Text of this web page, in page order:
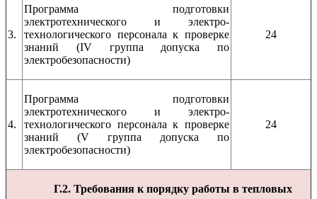
3.
Программа подготовки
электротехнического и электро-
технологического персонала к проверке
знаний (IV группа допуска по
электробезопасности)
24
4.
Программа подготовки
электротехнического и электро-
технологического персонала к проверке
знаний (V группа допуска по
электробезопасности)
24
Г.2. Требования к порядку работы в тепловых